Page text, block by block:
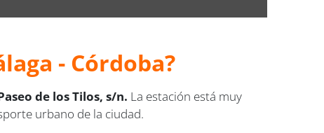
- Córdoba?
de los Tilos, s/n. La estación está muy
urbano de la ciudad.